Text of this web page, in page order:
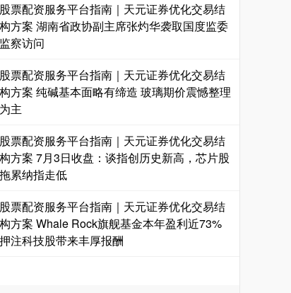
股票配资服务平台指南｜天元证券优化交易结
构方案 湖南省政协副主席张灼华袭取国度监委
监察访问
股票配资服务平台指南｜天元证券优化交易结
构方案 纯碱基本面略有缔造 玻璃期价震憾整理
为主
股票配资服务平台指南｜天元证券优化交易结
构方案 7月3日收盘：谈指创历史新高，芯片股
拖累纳指走低
股票配资服务平台指南｜天元证券优化交易结
构方案 Whale Rock旗舰基金本年盈利近73%
押注科技股带来丰厚报酬